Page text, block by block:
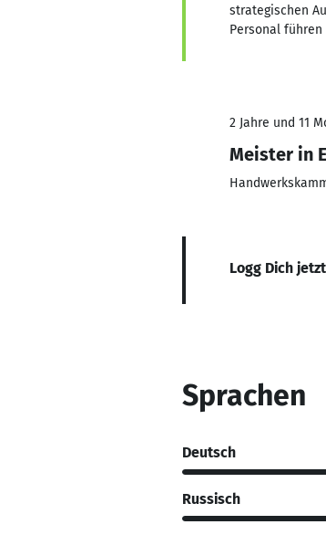
strategischen
Personal führen
2 Jahre und 11
Meister in
Logg Dich
Sprachen
Deutsch
Russisch